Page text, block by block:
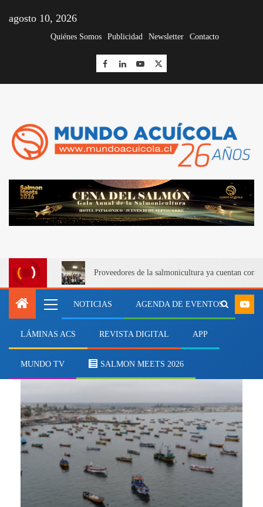
agosto 10, 2026
Quiénes Somos Publicidad Newsletter Contacto
Proveedores de la salmonicultura ya cuentan con
NOTICIAS AGENDA DE EVENTOS
LÁMINAS ACS REVISTA DIGITAL APP
MUNDO TV SALMON MEETS 2026
fitoplancton